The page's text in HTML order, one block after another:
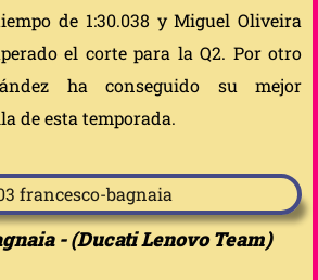
de 1:30.038 y Miguel Oliveira
el corte para la Q2. Por otro
ha conseguido su mejor
de esta temporada.
- (Ducati Lenovo Team)